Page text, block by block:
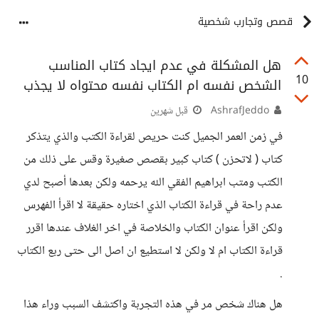
قصص وتجارب شخصية
10
هل المشكلة في عدم ايجاد كتاب المناسب
الشخص نفسه ام الكتاب نفسه محتواه لا يجذب
قبل شهرين
في زمن العمر الجميل كنت حريص لقراءة الكتب والذي يتذكر
كتاب ( لاتحزن ) كتاب كبير بقصص صغيرة وقس على ذلك من
الكتب ومتب ابراهيم الفقي الله يرحمه ولكن بعدها أصبح لدي
عدم راحة في قراءة الكتاب الذي اختاره حقيقة لا اقرأ الفهرس
ولكن اقرأ عنوان الكتاب والخلاصة في اخر الغلاف عندها اقرر
قراءة الكتاب ام لا ولكن لا استطيع ان اصل الى حتى ربع الكتاب
.
هل هناك شخص مر في هذه التجربة واكتشف السبب وراء هذا